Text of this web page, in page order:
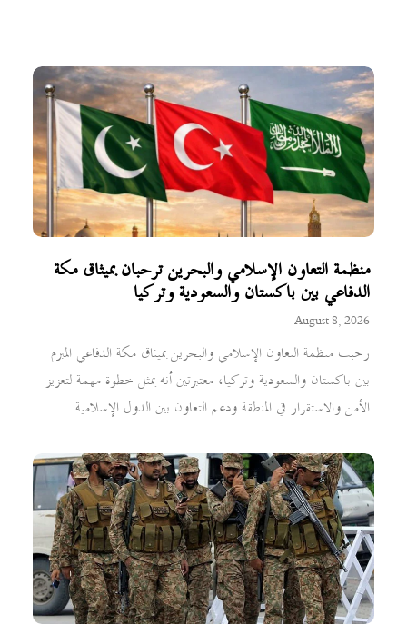
منظمة التعاون الإسلامي والبحرين ترحبان بميثاق مكة
الدفاعي بين باكستان والسعودية وتركيا
August 8, 2026
رحبت منظمة التعاون الإسلامي والبحرين بميثاق مكة الدفاعي المبرم
بين باكستان والسعودية وتركيا، معتبرتين أنه يمثل خطوة مهمة لتعزيز
الأمن والاستقرار في المنطقة ودعم التعاون بين الدول الإسلامية